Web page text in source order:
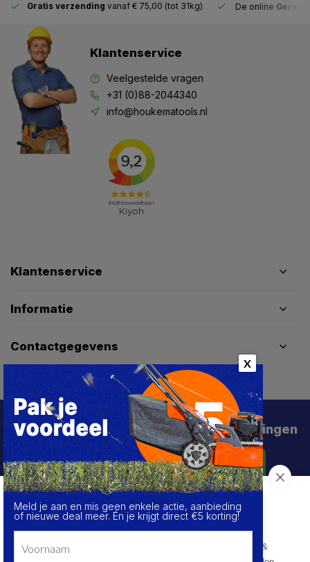
Gratis verzending vanaf € 75,00 (tot 31kg) De online
Klantenservice
Veelgestelde vragen
+31 (0)88-2044340
info@houkematools.nl
Klantenservice
Informatie
Contactgegevens
Schrijf je in voor de beste deals en kortingen
Abonneer
Over de cookies op deze website
We maken gebruik van cookies om gegevens m.b.t. de
prestaties en het gebruik van deze website te verzamelen &
X
Meld je aan en mis geen enkele actie, aanbieding
of nieuwe deal meer. Én je krijgt direct €5 korting!